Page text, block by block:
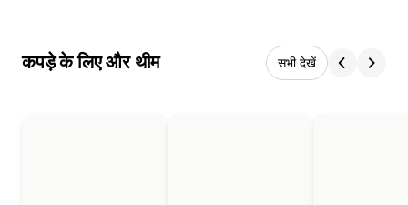
कपड़े के लिए और थीम सभी देखें